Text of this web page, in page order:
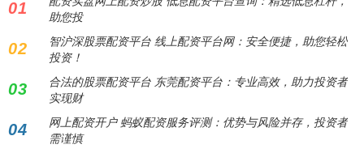
01
助您投
02
智沪深股票配资平台 线上配资平台网：安全便捷，助您轻松
投资！
03
合法的股票配资平台 东莞配资平台：专业高效，助力投资者
实现财
04
网上配资开户 蚂蚁配资服务评测：优势与风险并存，投资者
需谨慎